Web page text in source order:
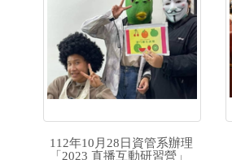
112年10月28日資管系辦理
「2023 直播互動研習營」